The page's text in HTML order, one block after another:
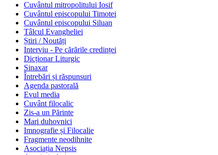
Cuvântul mitropolitului Iosif
Cuvântul episcopului Timotei
Cuvântul episcopului Siluan
Tâlcul Evangheliei
Știri / Noutăți
Interviu - Pe cărările credinței
Dicționar Liturgic
Sinaxar
Întrebări și răspunsuri
Agenda pastorală
Evul media
Cuvânt filocalic
Zis-a un Părinte
Mari duhovnici
Imnografie și Filocalie
Fragmente neodihnite
Asociația Nepsis